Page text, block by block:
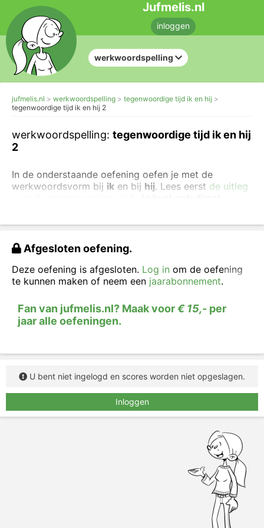
Jufmelis.nl
inloggen
werkwoordspelling
jufmelis.nl werkwoordspelling
tegenwoordige tijd ik en hij
tegenwoordige tijd ik en hij 2
werkwoordspelling: tegenwoordige tijd ik en hij
2
In de onderstaande oefening oefen je met de
werkwoordsvorm bij ik en bij hij. Lees eerst de uitleg
werkwoordspelling in de tegenwoordige tijd.
Zet het werkwoord in de tegenwoordige tijd.
Afgesloten oefening.
Deze oefening is afgesloten. Log in om de oefening
te kunnen maken of neem een jaarabonnement.
Fan van jufmelis.nl? Maak voor€ 15,- per
jaar alle oefeningen.
U bent niet ingelogd en scores worden niet opgeslagen.
Inloggen